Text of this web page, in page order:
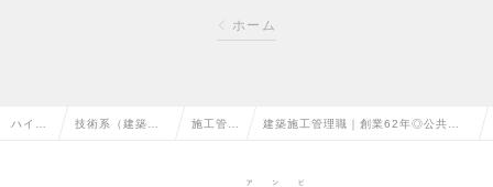
ホーム
ハイク 技術系（建築・ 施工管理 建築施工管理職｜創業62年◎公共工事